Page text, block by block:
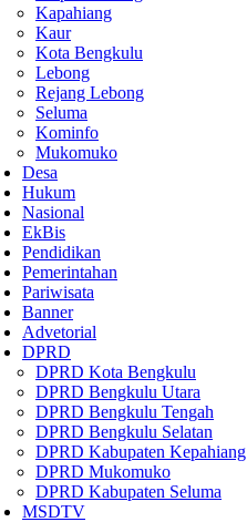
Kapahiang
Kaur
Kota Bengkulu
Lebong
Rejang Lebong
Seluma
Kominfo
Mukomuko
Desa
Hukum
Nasional
EkBis
Pendidikan
Pemerintahan
Pariwisata
Banner
Advetorial
DPRD
DPRD Kota Bengkulu
DPRD Bengkulu Utara
DPRD Bengkulu Tengah
DPRD Bengkulu Selatan
DPRD Kabupaten Kepahiang
DPRD Mukomuko
DPRD Kabupaten Seluma
MSDTV